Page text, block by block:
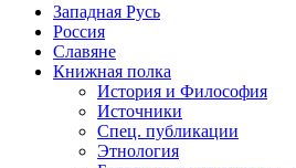
Западная Русь
Россия
Славяне
Книжная полка
История и Философия
Источники
Спец. публикации
Этнология